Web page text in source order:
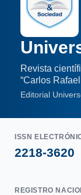
Revista
“Carlos
Editorial
ISSN
2218-3620
REGISTRO